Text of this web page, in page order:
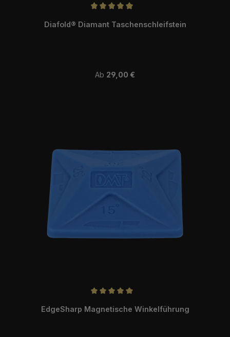
Diafold® Diamant Taschenschleifstein
Regulärer Preis:
Ab 29,00 €
EdgeSharp Magnetische Winkelführung